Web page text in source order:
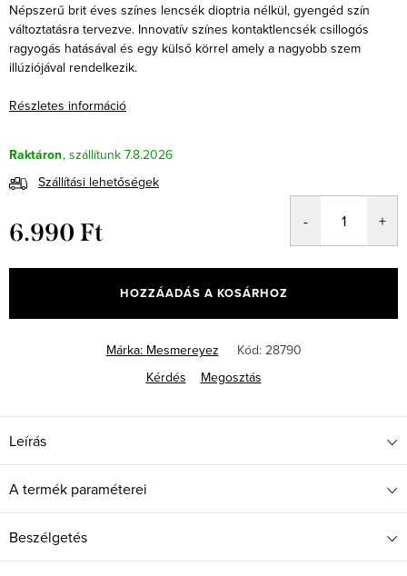
Népszerű brit éves színes lencsék dioptria nélkül, gyengéd szín
változtatásra tervezve. Innovatív színes kontaktlencsék csillogós
ragyogás hatásával és egy külső körrel amely a nagyobb szem
illúziójával rendelkezik.
Részletes információ
Raktáron
7.8.2026
Szállítási lehetőségek
6.990 Ft
HOZZÁADÁS A KOSÁRHOZ
Márka: Mesmereyez Kód: 28790
Kérdés
Megosztás
Leírás
A termék paraméterei
Beszélgetés